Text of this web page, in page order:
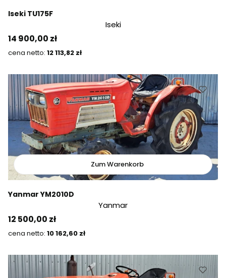
Iseki TU175F
Iseki
Preis
14 900,00 zł
Preis
12 113,82 zł
Zum Warenkorb
Yanmar YM2010D
Yanmar
Preis
12 500,00 zł
Preis
10 162,60 zł